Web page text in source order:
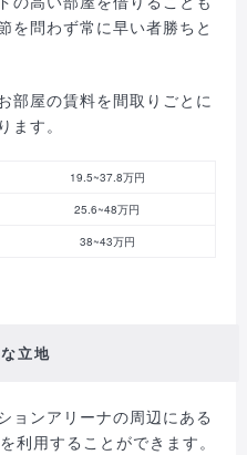
を問わず常に早い者勝ちと
部屋の賃料を間取りごとに
ます。
19.5~37.8万円
25.6~48万円
38~43万円
立地
ョンアリーナの周辺にある
利用することができます。